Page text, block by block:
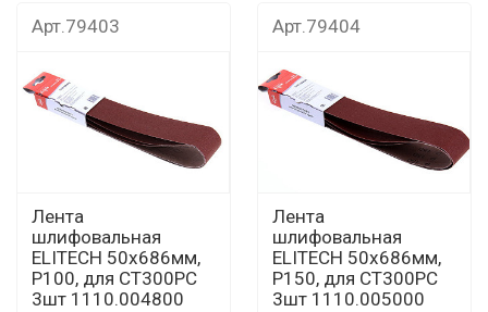
Арт.79403
Лента
шлифовальная
ELITECH 50х686мм,
Р100, для СТ300РС
3шт 1110.004800
Арт.79404
Лента
шлифовальная
ELITECH 50х686мм,
Р150, для СТ300РС
3шт 1110.005000